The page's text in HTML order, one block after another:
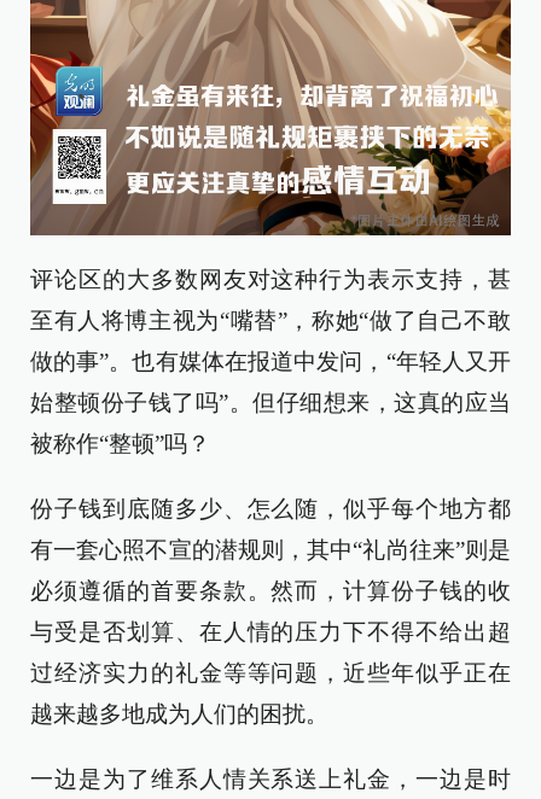
评论区的大多数网友对这种行为表示支持，甚
至有人将博主视为“嘴替”，称她“做了自己不敢
做的事”。也有媒体在报道中发问，“年轻人又开
始整顿份子钱了吗”。但仔细想来，这真的应当
被称作“整顿”吗？
份子钱到底随多少、怎么随，似乎每个地方都
有一套心照不宣的潜规则，其中“礼尚往来”则是
必须遵循的首要条款。然而，计算份子钱的收
与受是否划算、在人情的压力下不得不给出超
过经济实力的礼金等等问题，近些年似乎正在
越来越多地成为人们的困扰。
一边是为了维系人情关系送上礼金，一边是时